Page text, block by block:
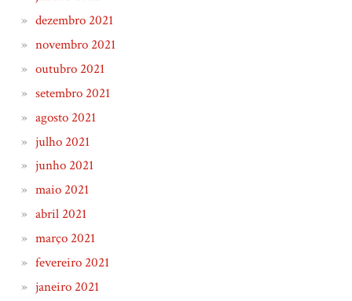
dezembro 2021
novembro 2021
outubro 2021
setembro 2021
agosto 2021
julho 2021
junho 2021
maio 2021
abril 2021
março 2021
fevereiro 2021
janeiro 2021